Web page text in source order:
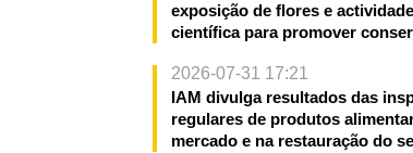
exposição de flores e
científica para promover
2026-07-31 17:21
IAM divulga resultados das
regulares de produtos
mercado e na restauração do